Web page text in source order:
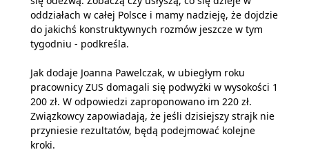
oddziałach w całej Polsce i mamy nadzieję, że dojdzie
do jakichś konstruktywnych rozmów jeszcze w tym
tygodniu - podkreśla.
Jak dodaje Joanna Pawelczak, w ubiegłym roku
pracownicy ZUS domagali się podwyżki w wysokości 1
200 zł. W odpowiedzi zaproponowano im 220 zł.
Związkowcy zapowiadają, że jeśli dzisiejszy strajk nie
przyniesie rezultatów, będą podejmować kolejne
kroki.